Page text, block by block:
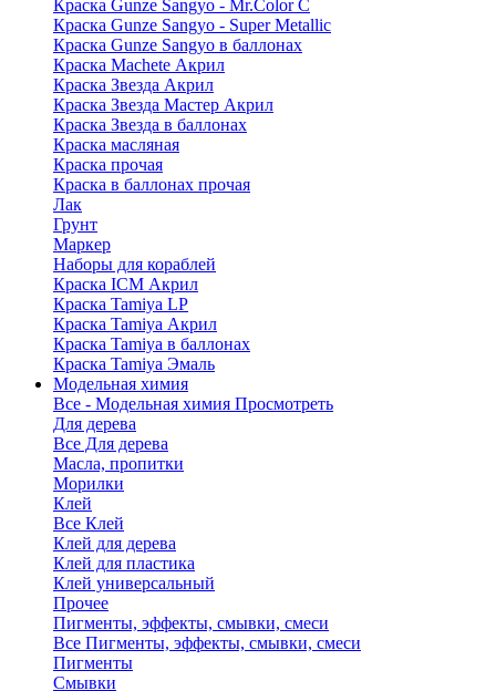
Краска Gunze Sangyo - Mr.Color C
Краска Gunze Sangyo - Super Metallic
Краска Gunze Sangyo в баллонах
Краска Machete Акрил
Краска Звезда Акрил
Краска Звезда Мастер Акрил
Краска Звезда в баллонах
Краска масляная
Краска прочая
Краска в баллонах прочая
Лак
Грунт
Маркер
Наборы для кораблей
Краска ICM Акрил
Краска Tamiya LP
Краска Tamiya Акрил
Краска Tamiya в баллонах
Краска Tamiya Эмаль
Модельная химия
Все - Модельная химия Просмотреть
Для дерева
Все Для дерева
Масла, пропитки
Морилки
Клей
Все Клей
Клей для дерева
Клей для пластика
Клей универсальный
Прочее
Пигменты, эффекты, смывки, смеси
Все Пигменты, эффекты, смывки, смеси
Пигменты
Смывки